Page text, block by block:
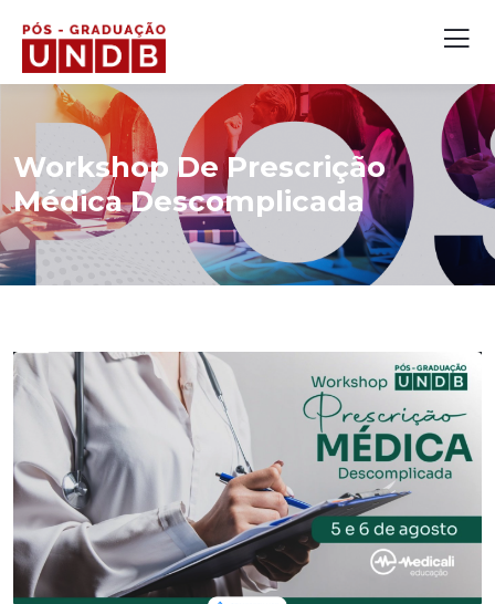
Workshop De Prescrição
Médica Descomplicada